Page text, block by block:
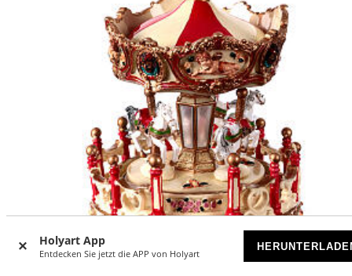
Holyart App
Entdecken Sie jetzt die APP von Holyart